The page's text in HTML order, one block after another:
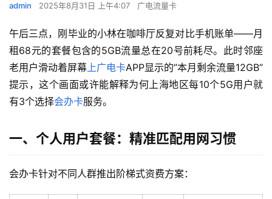
admin 2025年8月31日 上午4:07 广电流量卡
午后三点，刚毕业的小林在咖啡厅反复对比手机账单——月
租68元的套餐包含的5GB流量总在20号前耗尽。此时邻座
老用户滑动着屏幕上广电卡APP显示的”本月剩余流量12GB”
提示，这个画面或许能解释为何上海地区每10个5G用户就
有3个选择会办卡服务。
一、个人用户套餐：精准匹配用网习惯
会办卡针对不同人群推出阶梯式资费方案：